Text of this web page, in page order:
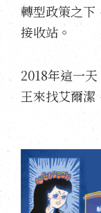
轉型政策之下
接收站。
2018年這一
王來找艾爾潔